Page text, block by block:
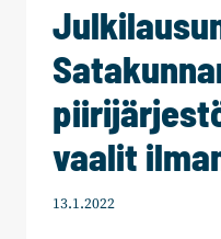
vaalit
13.1.2022